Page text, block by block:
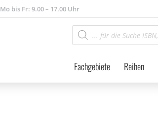
Mo bis Fr: 9.00 – 17.00 Uhr
Products
search
Fachgebiete Reihen